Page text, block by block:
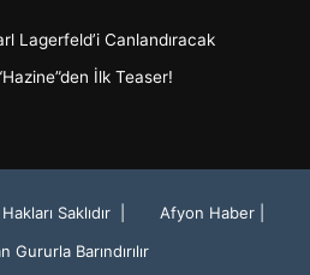
Lagerfeld’i Canlandıracak
İlk Teaser!
Saklıdır | Afyon Haber
Gururla Barındırılır